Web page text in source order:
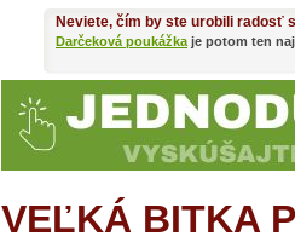
VEĽKÁ BITKA
Neviete, čím by ste urobili radosť
Darčeková poukážka je potom ten